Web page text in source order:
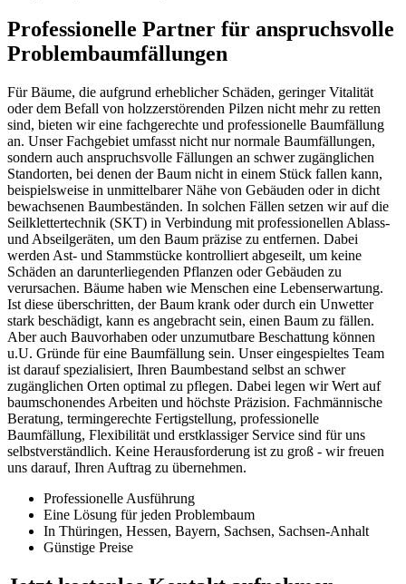
Professionelle Partner für anspruchsvolle
Problembaumfällungen
Für Bäume, die aufgrund erheblicher Schäden, geringer Vitalität
oder dem Befall von holzzerstörenden Pilzen nicht mehr zu retten
sind, bieten wir eine fachgerechte und professionelle Baumfällung
an. Unser Fachgebiet umfasst nicht nur normale Baumfällungen,
sondern auch anspruchsvolle Fällungen an schwer zugänglichen
Standorten, bei denen der Baum nicht in einem Stück fallen kann,
beispielsweise in unmittelbarer Nähe von Gebäuden oder in dicht
bewachsenen Baumbeständen. In solchen Fällen setzen wir auf die
Seilklettertechnik (SKT) in Verbindung mit professionellen Ablass-
und Abseilgeräten, um den Baum präzise zu entfernen. Dabei
werden Ast- und Stammstücke kontrolliert abgeseilt, um keine
Schäden an darunterliegenden Pflanzen oder Gebäuden zu
verursachen. Bäume haben wie Menschen eine Lebenserwartung.
Ist diese überschritten, der Baum krank oder durch ein Unwetter
stark beschädigt, kann es angebracht sein, einen Baum zu fällen.
Aber auch Bauvorhaben oder unzumutbare Beschattung können
u.U. Gründe für eine Baumfällung sein. Unser eingespieltes Team
ist darauf spezialisiert, Ihren Baumbestand selbst an schwer
zugänglichen Orten optimal zu pflegen. Dabei legen wir Wert auf
baumschonendes Arbeiten und höchste Präzision. Fachmännische
Beratung, termingerechte Fertigstellung, professionelle
Baumfällung, Flexibilität und erstklassiger Service sind für uns
selbstverständlich. Keine Herausforderung ist zu groß - wir freuen
uns darauf, Ihren Auftrag zu übernehmen.
Professionelle Ausführung
Eine Lösung für jeden Problembaum
In Thüringen, Hessen, Bayern, Sachsen, Sachsen-Anhalt
Günstige Preise